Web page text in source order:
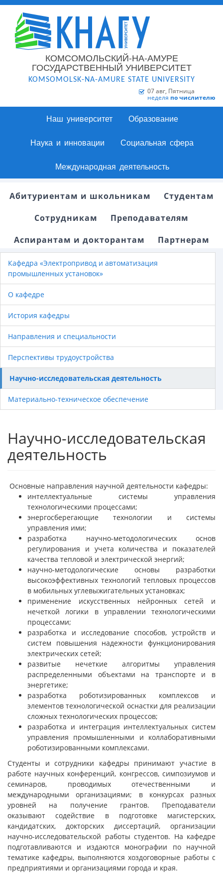
КОМСОМОЛЬСКИЙ-НА-АМУРЕ
ГОСУДАРСТВЕННЫЙ УНИВЕРСИТЕТ
KOMSOMOLSK-NA-AMURE STATE UNIVERSITY
07 авг, Пятница
неделя по числителю
Наш университет Образование
Наука и инновации Социальная сфера
Международная деятельность
Абитуриентам и школьникам
Студентам
Сотрудникам
Преподавателям
Аспирантам и докторантам
Партнерам
Кафедра «Электропривод и автоматизация
промышленных установок»
О кафедре
История кафедры
Направления и специальности
Перспективы трудоустройства
Научно-исследовательская деятельность
Материально-техническое обеспечение
Научно-исследовательская
деятельность
Основные направления научной деятельности кафедры:
интеллектуальные системы управления
технологическими процессами;
энергосберегающие технологии и системы
управления ими;
разработка научно-методологических основ
регулирования и учета количества и показателей
качества тепловой и электрической энергий;
научно-методологические основы разработки
высокоэффективных технологий тепловых процессов
в мобильных углевыжигательных установках;
применение искусственных нейронных сетей и
нечеткой логики в управлении технологическими
процессами;
разработка и исследование способов, устройств и
систем повышения надежности функционирования
электрических сетей;
развитые нечеткие алгоритмы управления
распределенными объектами на транспорте и в
энергетике;
разработка роботизированных комплексов и
элементов технологической оснастки для реализации
сложных технологических процессов;
разработка и интеграция интеллектуальных систем
управления промышленными и коллаборативными
роботизированными комплексами.
Студенты и сотрудники кафедры принимают участие в
работе научных конференций, конгрессов, симпозиумов и
семинаров, проводимых отечественными и
международными организациями; в конкурсах разных
уровней на получение грантов. Преподаватели
оказывают содействие в подготовке магистерских,
кандидатских, докторских диссертаций, организации
научно-исследовательской работы студентов. На кафедре
подготавливаются и издаются монографии по научной
тематике кафедры, выполняются хоздоговорные работы с
предприятиями и организациями города и края.